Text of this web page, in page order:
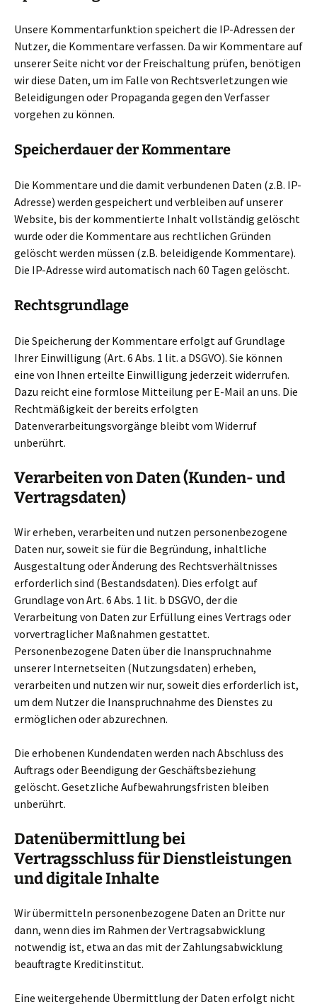
Unsere Kommentarfunktion speichert die IP-Adressen der
Nutzer, die Kommentare verfassen. Da wir Kommentare auf
unserer Seite nicht vor der Freischaltung prüfen, benötigen
wir diese Daten, um im Falle von Rechtsverletzungen wie
Beleidigungen oder Propaganda gegen den Verfasser
vorgehen zu können.
Speicherdauer der Kommentare
Die Kommentare und die damit verbundenen Daten (z.B. IP-
Adresse) werden gespeichert und verbleiben auf unserer
Website, bis der kommentierte Inhalt vollständig gelöscht
wurde oder die Kommentare aus rechtlichen Gründen
gelöscht werden müssen (z.B. beleidigende Kommentare).
Die IP-Adresse wird automatisch nach 60 Tagen gelöscht.
Rechtsgrundlage
Die Speicherung der Kommentare erfolgt auf Grundlage
Ihrer Einwilligung (Art. 6 Abs. 1 lit. a DSGVO). Sie können
eine von Ihnen erteilte Einwilligung jederzeit widerrufen.
Dazu reicht eine formlose Mitteilung per E-Mail an uns. Die
Rechtmäßigkeit der bereits erfolgten
Datenverarbeitungsvorgänge bleibt vom Widerruf
unberührt.
Verarbeiten von Daten (Kunden- und
Vertragsdaten)
Wir erheben, verarbeiten und nutzen personenbezogene
Daten nur, soweit sie für die Begründung, inhaltliche
Ausgestaltung oder Änderung des Rechtsverhältnisses
erforderlich sind (Bestandsdaten). Dies erfolgt auf
Grundlage von Art. 6 Abs. 1 lit. b DSGVO, der die
Verarbeitung von Daten zur Erfüllung eines Vertrags oder
vorvertraglicher Maßnahmen gestattet.
Personenbezogene Daten über die Inanspruchnahme
unserer Internetseiten (Nutzungsdaten) erheben,
verarbeiten und nutzen wir nur, soweit dies erforderlich ist,
um dem Nutzer die Inanspruchnahme des Dienstes zu
ermöglichen oder abzurechnen.
Die erhobenen Kundendaten werden nach Abschluss des
Auftrags oder Beendigung der Geschäftsbeziehung
gelöscht. Gesetzliche Aufbewahrungsfristen bleiben
unberührt.
Datenübermittlung bei
Vertragsschluss für Dienstleistungen
und digitale Inhalte
Wir übermitteln personenbezogene Daten an Dritte nur
dann, wenn dies im Rahmen der Vertragsabwicklung
notwendig ist, etwa an das mit der Zahlungsabwicklung
beauftragte Kreditinstitut.
Eine weitergehende Übermittlung der Daten erfolgt nicht